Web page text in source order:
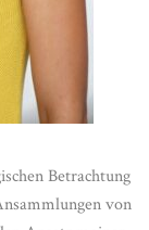
Betrachtung
von